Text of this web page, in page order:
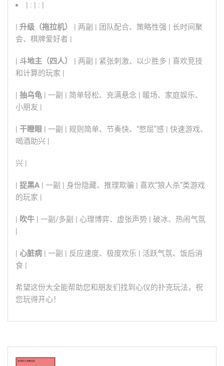
| : | : |
升级（拖拉机）
| 两副 | 团队配合、策略性强 | 长时间聚
会、棋牌爱好者 |
斗地主（四人）
| 两副 | 紧张刺激、以少胜多 | 喜欢竞技
和计算的玩家 |
抽乌龟 | 一副 | 简单轻松、充满悬念 | 暖场、家庭娱乐、
小朋友 |
干瞪眼 | 一副 | 规则简单、节奏快、“憋屈”感 | 快速游戏、
喝酒助兴 |
兴 |
捉黑A | 一副 | 身份隐藏、推理欺骗 | 喜欢“狼人杀”类游戏
的玩家 |
吹牛 | 一副/多副 | 心理博弈、虚张声势 | 破冰、热闹气氛
心脏病 | 一副 | 反应速度、极度欢乐 | 活跃气氛、饭后消
食 |
希望这份大全能帮助您和朋友们找到心仪的扑克玩法，祝
您玩得开心！